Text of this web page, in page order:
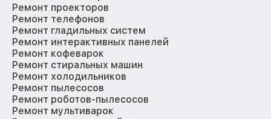
Ремонт проекторов
Ремонт телефонов
Ремонт гладильных систем
Ремонт интерактивных панелей
Ремонт кофеварок
Ремонт стиральных машин
Ремонт холодильников
Ремонт пылесосов
Ремонт роботов-пылесосов
Ремонт мультиварок